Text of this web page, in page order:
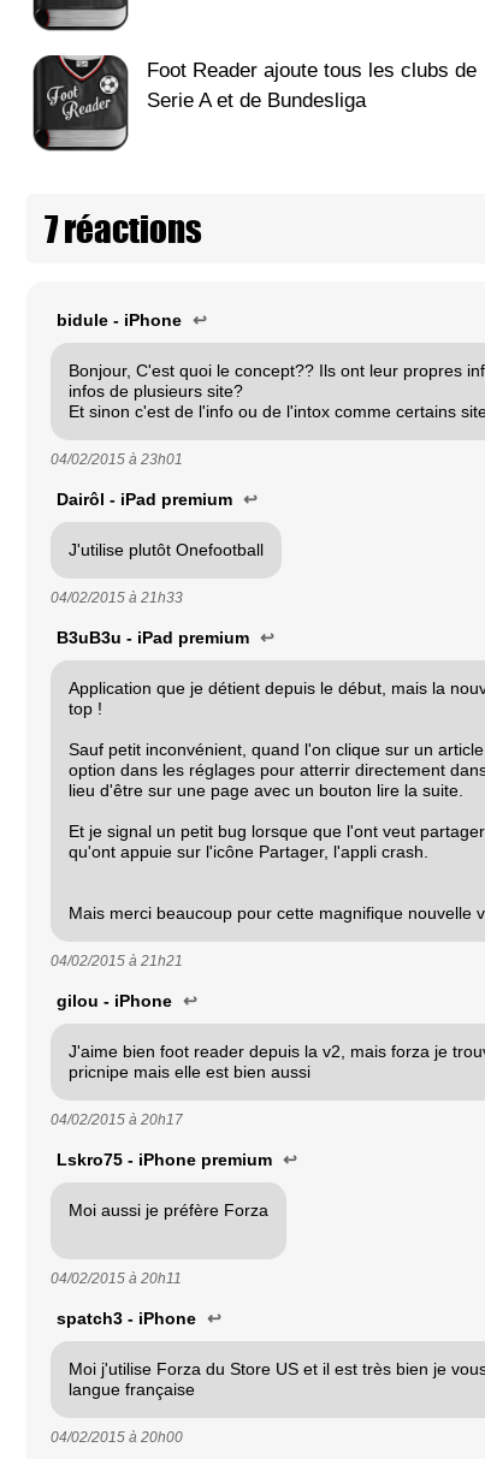
Foot Reader ajoute tous les clubs de
Serie A et de Bundesliga
7 réactions
bidule - iPhone ↩
Bonjour, C'est quoi le concept?? Ils ont leur propres
infos de plusieurs site?
Et sinon c'est de l'info ou de l'intox comme certains
04/02/2015 à 23h01
Dairôl - iPad premium ↩
J'utilise plutôt Onefootball
04/02/2015 à 21h33
B3uB3u - iPad premium ↩
Application que je détient depuis le début, mais la
top !
Sauf petit inconvénient, quand l'on clique sur un
option dans les réglages pour atterrir directement
lieu d'être sur une page avec un bouton lire la suite.
Et je signal un petit bug lorsque que l'ont veut
qu'ont appuie sur l'icône Partager, l'appli crash.
Mais merci beaucoup pour cette magnifique nouvelle
04/02/2015 à 21h21
gilou - iPhone ↩
J'aime bien foot reader depuis la v2, mais forza je
pricnipe mais elle est bien aussi
04/02/2015 à 20h17
Lskro75 - iPhone premium ↩
Moi aussi je préfère Forza
04/02/2015 à 20h11
spatch3 - iPhone ↩
Moi j'utilise Forza du Store US et il est très bien je
langue française
04/02/2015 à 20h00